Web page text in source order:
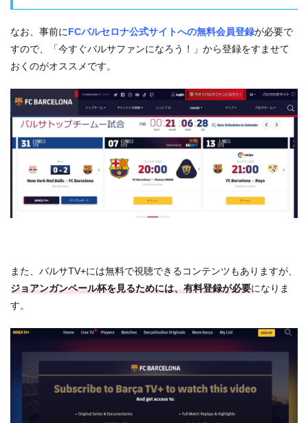
なお、事前にFCバルセロナ公式サイトへの無料会員登録が必要で
すので、「今すぐバルサファンになろう！」から登録をすませて
おくのがオススメです。
また、バルサTV+には無料で視聴できるコンテンツもありますが、
ジョアンガンペール杯を見るためには、有料登録が必要になりま
す。